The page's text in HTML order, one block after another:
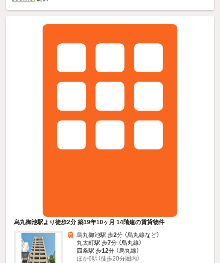
烏丸御池駅より徒歩2分 築19年10ヶ月 14階建の賃貸物件
烏丸御池駅 歩2分 （烏丸線など）
丸太町駅 歩7分 （烏丸線）
四条駅 歩12分 （烏丸線）
ほか6駅（徒歩20分圏内）